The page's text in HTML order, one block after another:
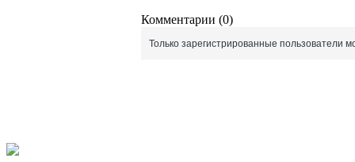
Комментарии (0)
Только зарегистрированные пользователи